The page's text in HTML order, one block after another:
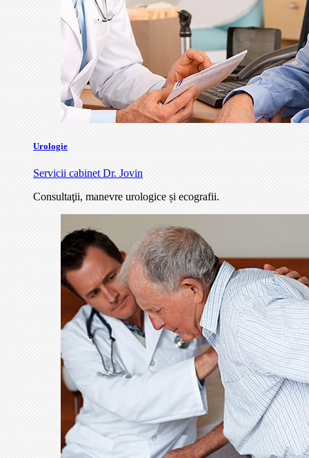
Urologie
Servicii cabinet Dr. Jovin
Consultaţii, manevre urologice și ecografii.